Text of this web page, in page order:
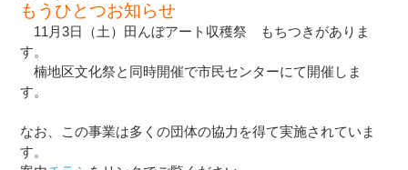
もうひとつお知らせ
11月3日（土）田んぼアート収穫祭 もちつきがありま
す。
楠地区文化祭と同時開催で市民センターにて開催しま
す。
なお、この事業は多くの団体の協力を得て実施されていま
す。